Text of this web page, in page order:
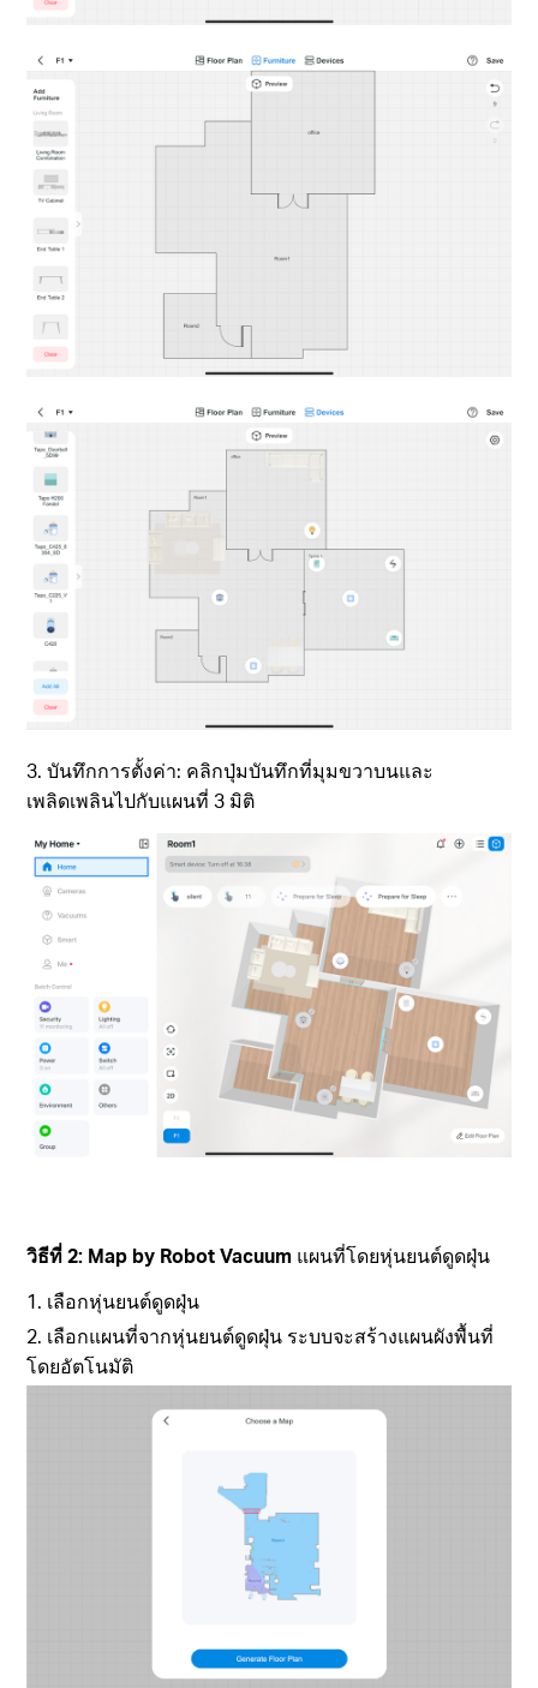
3. บันทึกการตั้งค่า: คลิกปุ่มบันทึกที่มุมขวาบนและ
เพลิดเพลินไปกับแผนที่ 3 มิติ
วิธีที่ 2: Map by Robot Vacuum แผนที่โดยหุ่นยนต์ดูดฝุ่น
1. เลือกหุ่นยนต์ดูดฝุ่น
2. เลือกแผนที่จากหุ่นยนต์ดูดฝุ่น ระบบจะสร้างแผนผังพื้นที่
โดยอัตโนมัติ